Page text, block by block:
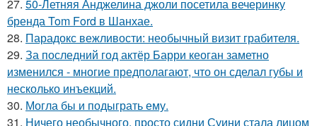
27. 50-Летняя Анджелина джоли посетила вечеринку
бренда Tom Ford в Шанхае.
28. Парадокс вежливости: необычный визит грабителя.
29. За последний год актёр Барри кеоган заметно
изменился - многие предполагают, что он сделал губы и
несколько инъекций.
30. Могла бы и подыграть ему.
31. Ничего необычного, просто сидни Суини стала лицом